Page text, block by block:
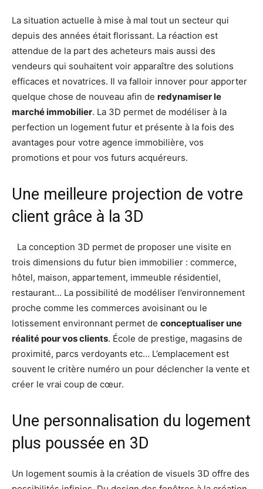
La situation actuelle à mise à mal tout un secteur qui
depuis des années était florissant. La réaction est
attendue de la part des acheteurs mais aussi des
vendeurs qui souhaitent voir apparaître des solutions
efficaces et novatrices. Il va falloir innover pour apporter
quelque chose de nouveau afin de redynamiser le
marché immobilier. La 3D permet de modéliser à la
perfection un logement futur et présente à la fois des
avantages pour votre agence immobilière, vos
promotions et pour vos futurs acquéreurs.
Une meilleure projection de votre
client grâce à la 3D
La conception 3D permet de proposer une visite en
trois dimensions du futur bien immobilier : commerce,
hôtel, maison, appartement, immeuble résidentiel,
restaurant… La possibilité de modéliser l’environnement
proche comme les commerces avoisinant ou le
lotissement environnant permet de conceptualiser une
réalité pour vos clients. École de prestige, magasins de
proximité, parcs verdoyants etc… L’emplacement est
souvent le critère numéro un pour déclencher la vente et
créer le vrai coup de cœur.
Une personnalisation du logement
plus poussée en 3D
Un logement soumis à la création de visuels 3D offre des